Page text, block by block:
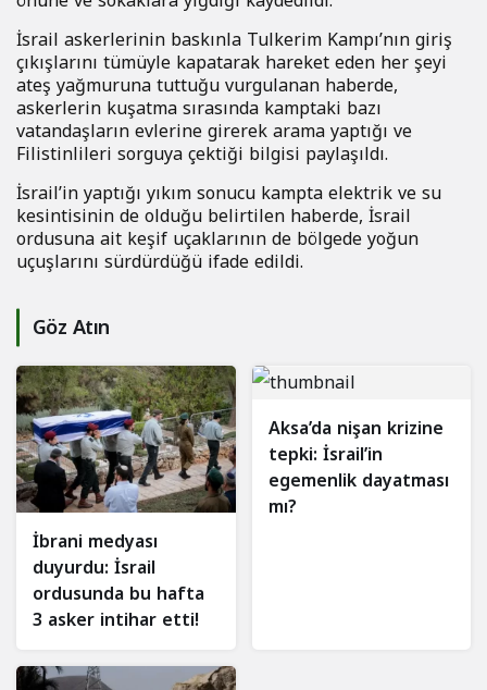
İsrail askerlerinin baskınla Tulkerim Kampı’nın giriş
çıkışlarını tümüyle kapatarak hareket eden her şeyi
ateş yağmuruna tuttuğu vurgulanan haberde,
askerlerin kuşatma sırasında kamptaki bazı
vatandaşların evlerine girerek arama yaptığı ve
Filistinlileri sorguya çektiği bilgisi paylaşıldı.
İsrail’in yaptığı yıkım sonucu kampta elektrik ve su
kesintisinin de olduğu belirtilen haberde, İsrail
ordusuna ait keşif uçaklarının de bölgede yoğun
uçuşlarını sürdürdüğü ifade edildi.
Göz Atın
İbrani medyası
duyurdu: İsrail
ordusunda bu hafta
3 asker intihar etti!
Aksa’da nişan krizine
tepki: İsrail’in
egemenlik dayatması
mı?